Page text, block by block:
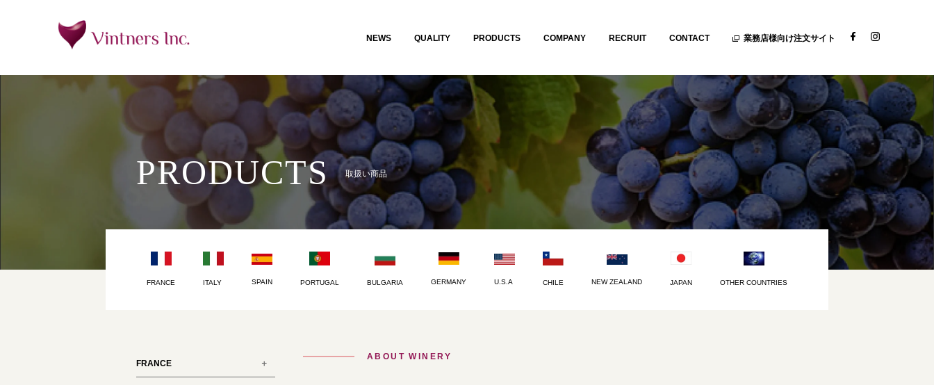
NEWS QUALITY PRODUCTS COMPANY RECRUIT CONTACT 業務店様向け注文サイト
PRODUCTS 取扱い商品
FRANCE ITALY SPAIN PORTUGAL BULGARIA GERMANY U.S.A CHILE NEW ZEALAND JAPAN OTHER COUNTRIES
FRANCE
ABOUT WINERY